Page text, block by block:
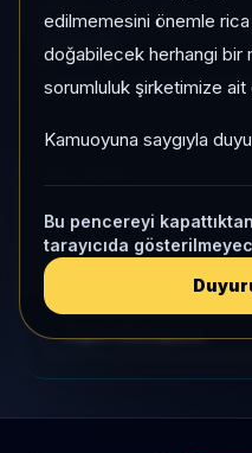
edilmemesini önemle
doğabilecek herhangi bir
sorumluluk şirketimize ait
Kamuoyuna saygıyla
Bu pencereyi
tarayıcıda
#404
Global market cap
Kripto Karşılaştırma
Kategori Benchmark